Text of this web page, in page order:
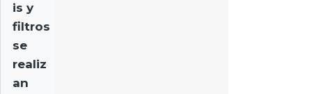
is y
filtros
se
realiz
an